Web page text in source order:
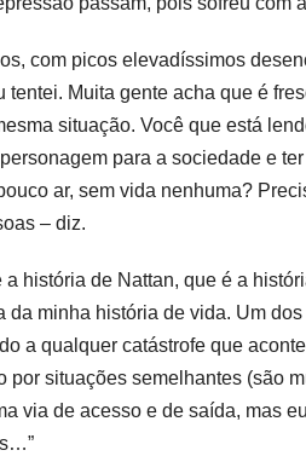
com picos elevadíssimos
Muita gente acha que é
situação. Você que está
para a sociedade e
ar, sem vida nenhuma?
– diz.
história de Nattan, que é a
da minha história de vida. Um
a qualquer catástrofe que
situações semelhantes (são
via de acesso e de saída, mas